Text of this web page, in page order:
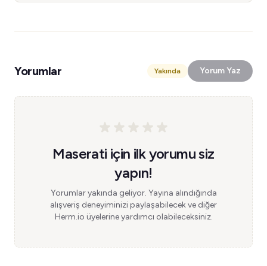
Yorumlar Yakında Yorum Yaz
Maserati için ilk yorumu siz
yapın!
Yorumlar yakında geliyor. Yayına alındığında
alışveriş deneyiminizi paylaşabilecek ve diğer
Herm.io üyelerine yardımcı olabileceksiniz.